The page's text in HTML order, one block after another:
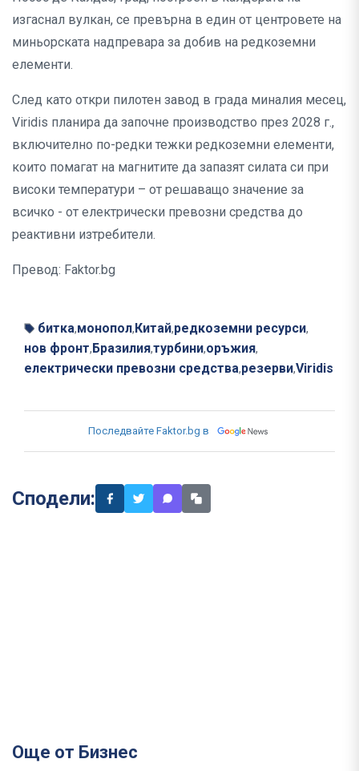
изгаснал вулкан, се превърна в един от центровете на
миньорската надпревара за добив на редкоземни
елементи.
След като откри пилотен завод в града миналия месец,
Viridis планира да започне производство през 2028 г.,
включително по-редки тежки редкоземни елементи,
които помагат на магнитите да запазят силата си при
високи температури – от решаващо значение за
всичко - от електрически превозни средства до
реактивни изтребители.
Превод: Faktor.bg
битка,монопол, Китай,редкоземни ресурси,
нов фронт, Бразилия,турбини,оръжия,
електрически превозни средства,резерви,Viridis
Последвайте Faktor.bg в
Сподели:
Още от Бизнес